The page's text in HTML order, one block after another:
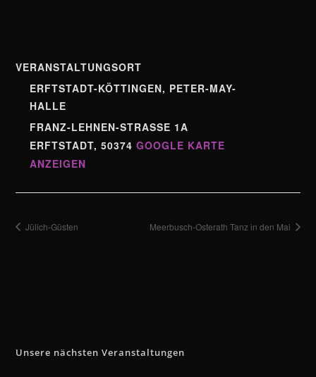
VERANSTALTUNGSORT
ERFTSTADT-KÖTTINGEN, PETER-MAY-
HALLE
FRANZ-LEHNEN-STRASSE 1A
ERFTSTADT, 50374 GOOGLE KARTE
ANZEIGEN
Jülich-Güsten Meerbusch-Osterath Tanz in den Mai
Unsere nächsten Veranstaltungen